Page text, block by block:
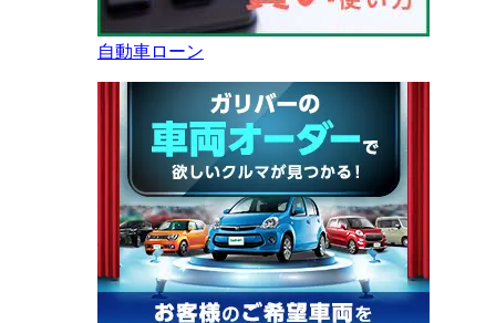
自動車ローン